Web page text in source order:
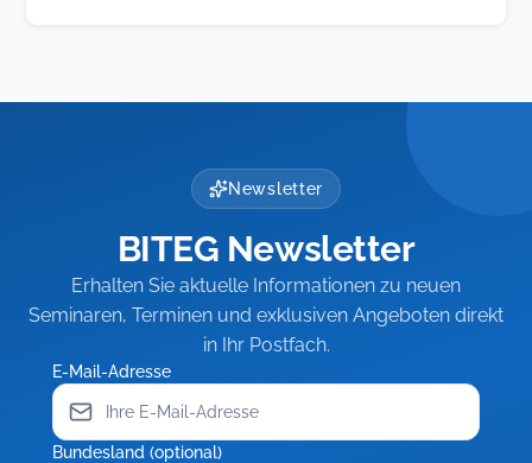
Newsletter
BITEG Newsletter
Erhalten Sie aktuelle Informationen zu neuen
Seminaren, Terminen und exklusiven Angeboten direkt
in Ihr Postfach.
E-Mail-Adresse
Bundesland (optional)